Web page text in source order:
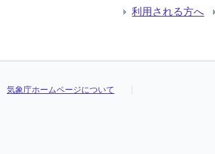
利用される方へ
気象庁ホームページについて